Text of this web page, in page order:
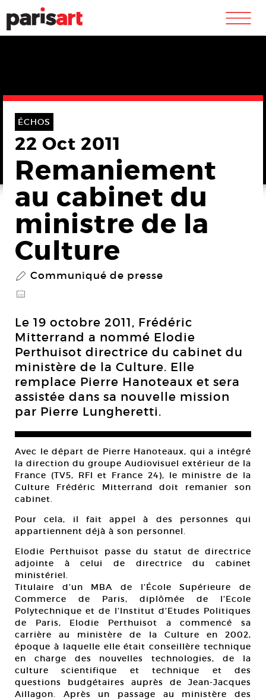
m
ÉCHOS
22 Oct 2011
Remaniement
au cabinet du
ministre de la
Culture
P Communiqué de presse
@
Le 19 octobre 2011, Frédéric
Mitterrand a nommé Elodie
Perthuisot directrice du cabinet du
ministère de la Culture. Elle
remplace Pierre Hanoteaux et sera
assistée dans sa nouvelle mission
par Pierre Lungheretti.
Avec le départ de Pierre Hanoteaux, qui a intégré
la direction du groupe Audiovisuel extérieur de la
France (TV5, RFI et France 24), le ministre de la
Culture Frédéric Mitterrand doit remanier son
cabinet.
Pour cela, il fait appel à des personnes qui
appartiennent déjà à son personnel.
Elodie Perthuisot passe du statut de directrice
adjointe à celui de directrice du cabinet
ministériel.
Titulaire d’un MBA de l’École Supérieure de
Commerce de Paris, diplômée de l’Ecole
Polytechnique et de l’Institut d’Etudes Politiques
de Paris, Elodie Perthuisot a commencé sa
carrière au ministère de la Culture en 2002,
époque à laquelle elle était conseillère technique
en charge des nouvelles technologies, de la
culture scientifique et technique et des
questions budgétaires auprès de Jean-Jacques
Aillagon. Après un passage au ministère des